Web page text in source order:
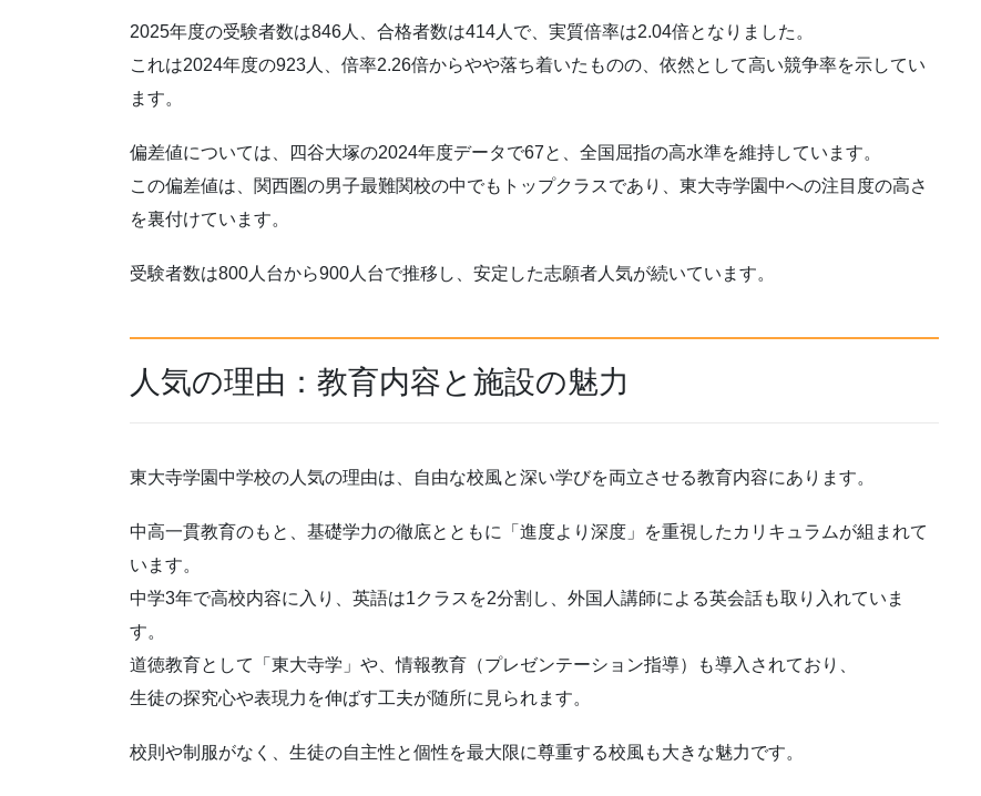
2025年度の受験者数は846人、合格者数は414人で、実質倍率は2.04倍となりました。
これは2024年度の923人、倍率2.26倍からやや落ち着いたものの、依然として高い競争率を示してい
ます。
偏差値については、四谷大塚の2024年度データで67と、全国屈指の高水準を維持しています。
この偏差値は、関西圏の男子最難関校の中でもトップクラスであり、東大寺学園中への注目度の高さ
を裏付けています。
受験者数は800人台から900人台で推移し、安定した志願者人気が続いています。
人気の理由：教育内容と施設の魅力
東大寺学園中学校の人気の理由は、自由な校風と深い学びを両立させる教育内容にあります。
中高一貫教育のもと、基礎学力の徹底とともに「進度より深度」を重視したカリキュラムが組まれて
います。
中学3年で高校内容に入り、英語は1クラスを2分割し、外国人講師による英会話も取り入れていま
す。
道徳教育として「東大寺学」や、情報教育（プレゼンテーション指導）も導入されており、
生徒の探究心や表現力を伸ばす工夫が随所に見られます。
校則や制服がなく、生徒の自主性と個性を最大限に尊重する校風も大きな魅力です。